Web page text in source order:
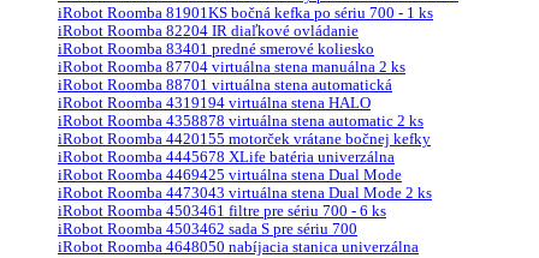
iRobot Roomba 81901KS bočná kefka po sériu 700 - 1 ks
iRobot Roomba 82204 IR diaľkové ovládanie
iRobot Roomba 83401 predné smerové koliesko
iRobot Roomba 87704 virtuálna stena manuálna 2 ks
iRobot Roomba 88701 virtuálna stena automatická
iRobot Roomba 4319194 virtuálna stena HALO
iRobot Roomba 4358878 virtuálna stena automatic 2 ks
iRobot Roomba 4420155 motorček vrátane bočnej kefky
iRobot Roomba 4445678 XLife batéria univerzálna
iRobot Roomba 4469425 virtuálna stena Dual Mode
iRobot Roomba 4473043 virtuálna stena Dual Mode 2 ks
iRobot Roomba 4503461 filtre pre sériu 700 - 6 ks
iRobot Roomba 4503462 sada S pre sériu 700
iRobot Roomba 4648050 nabíjacia stanica univerzálna